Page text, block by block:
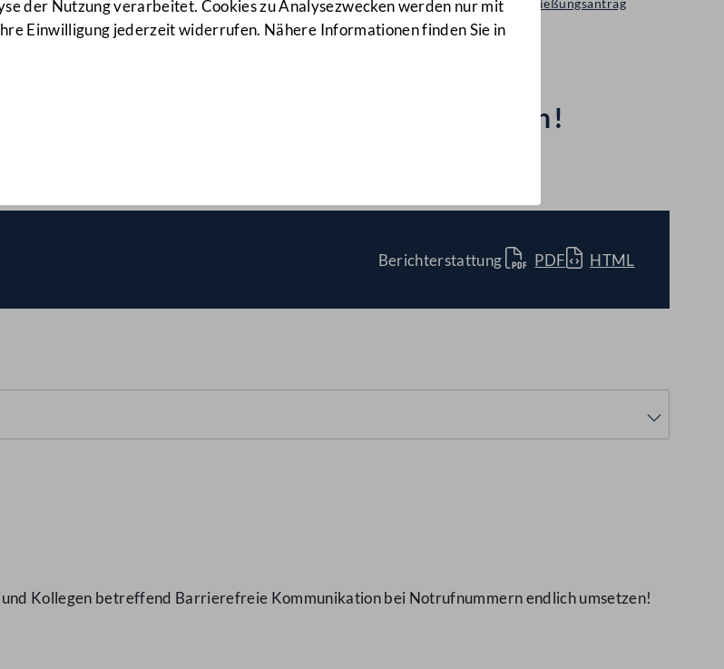
der Nutzung verarbeitet. Cookies zu Analysezwecken werden nur mit
Einwilligung jederzeit widerrufen. Nähere Informationen finden Sie in
Selbständiger Entschließungsantrag
1276/A(E)
Notrufnummern endlich umsetzen!
Berichterstattung PDF HTML
Kollegen betreffend Barrierefreie Kommunikation bei Notrufnummern endlich umsetzen!